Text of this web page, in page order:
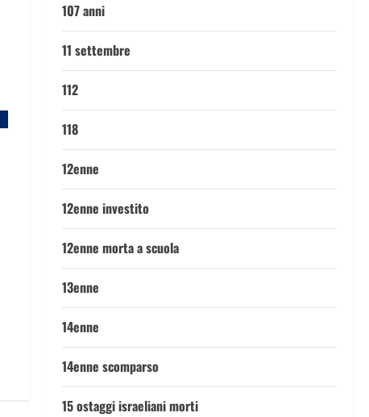
107 anni
11 settembre
112
118
12enne
12enne investito
12enne morta a scuola
13enne
14enne
14enne scomparso
15 ostaggi israeliani morti